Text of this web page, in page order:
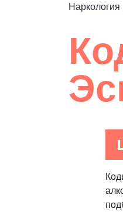
Наркология